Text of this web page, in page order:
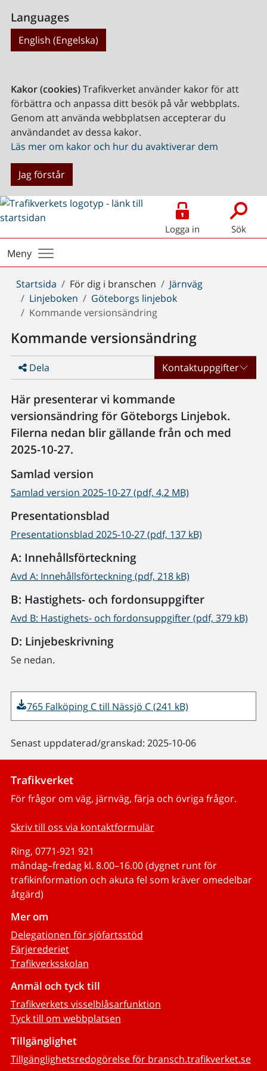
Languages
English (Engelska)
Kakor (cookies)Trafikverket använder kakor för att
förbättra och anpassa ditt besök på vår webbplats.
Genom att använda webbplatsen accepterar du
användandet av dessa kakor.
Läs mer om kakor och hur du avaktiverar dem
Jag förstår
Logga in Sök
Meny
Du
är
här:
Startsida För dig i branschen
Järnväg
Linjeboken
Göteborgs linjebok
Kommande versionsändring
Kommande versionsändring
Dela Kontaktuppgifter
Här presenterar vi kommande
versionsändring för Göteborgs Linjebok.
Filerna nedan blir gällande från och med
2025-10-27.
Samlad version
Samlad version 2025-10-27 (pdf, 4,2 MB)
Presentationsblad
Presentationsblad 2025-10-27 (pdf, 137 kB)
A: Innehållsförteckning
Avd A: Innehållsförteckning (pdf, 218 kB)
B: Hastighets- och fordonsuppgifter
Avd B: Hastighets- och fordonsuppgifter (pdf, 379 kB)
D: Linjebeskrivning
Se nedan.
765 Falköping C till Nässjö C (241 kB)
Senast uppdaterad/granskad: 2025-10-06
Trafikverket
För frågor om väg, järnväg, färja och övriga frågor.
Skriv till oss via kontaktformulär
Ring, 0771-921 921
måndag–fredag kl. 8.00–16.00 (dygnet runt för
trafikinformation och akuta fel som kräver omedelbar
åtgärd)
Mer om
Delegationen för sjöfartsstöd
Färjerederiet
Trafikverksskolan
Anmäl och tyck till
Trafikverkets visselblåsarfunktion
Tyck till om webbplatsen
Tillgänglighet
Tillgänglighetsredogörelse för bransch.trafikverket.se